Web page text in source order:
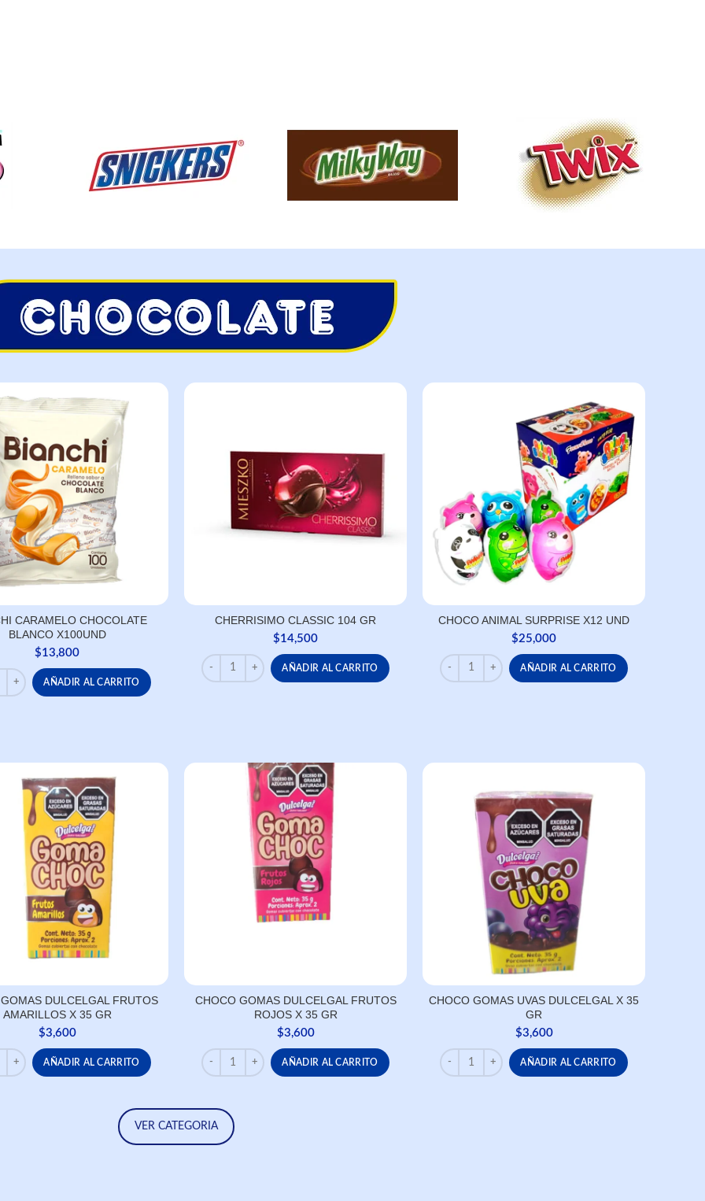
CARAMELO CHOCOLATE
BLANCO X100UND
$13,800
CARAMELO CHOCOLATE BLANCO X100UND cantidad
AÑADIR AL CARRITO
CHERRISIMO CLASSIC 104 GR
$14,500
CHERRISIMO CLASSIC 104 GR cantidad
AÑADIR AL CARRITO
CHOCO ANIMAL SURPRISE X12 UND
$25,000
CHOCO ANIMAL SURPRISE X12 UND cantidad
AÑADIR AL CARRITO
DULCELGAL FRUTOS
AMARILLOS X 35 GR
$3,600
GOMAS DULCELGAL FRUTOS AMARILLOS X 35 GR cantidad
AÑADIR AL CARRITO
CHOCO GOMAS DULCELGAL FRUTOS
ROJOS X 35 GR
$3,600
CHOCO GOMAS DULCELGAL FRUTOS ROJOS X 35 GR cantidad
AÑADIR AL CARRITO
CHOCO GOMAS UVAS DULCELGAL X 35
GR
$3,600
CHOCO GOMAS UVAS DULCELGAL X 35 GR
AÑADIR AL CARRITO
VER CATEGORIA